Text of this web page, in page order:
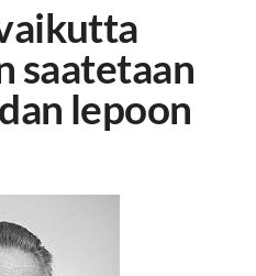
saatetaan
lepoon